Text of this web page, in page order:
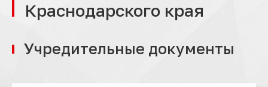
Краснодарского края
Учредительные документы